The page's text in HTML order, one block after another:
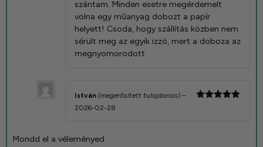
szántam. Minden esetre megérdemelt
volna egy műanyag dobozt a papír
helyett! Csoda, hogy szállítás közben nem
sérült meg az egyik izzó, mert a doboza az
megnyomorodott
István (megerősített tulajdonos) –
2026-02-28
Mondd el a véleményed